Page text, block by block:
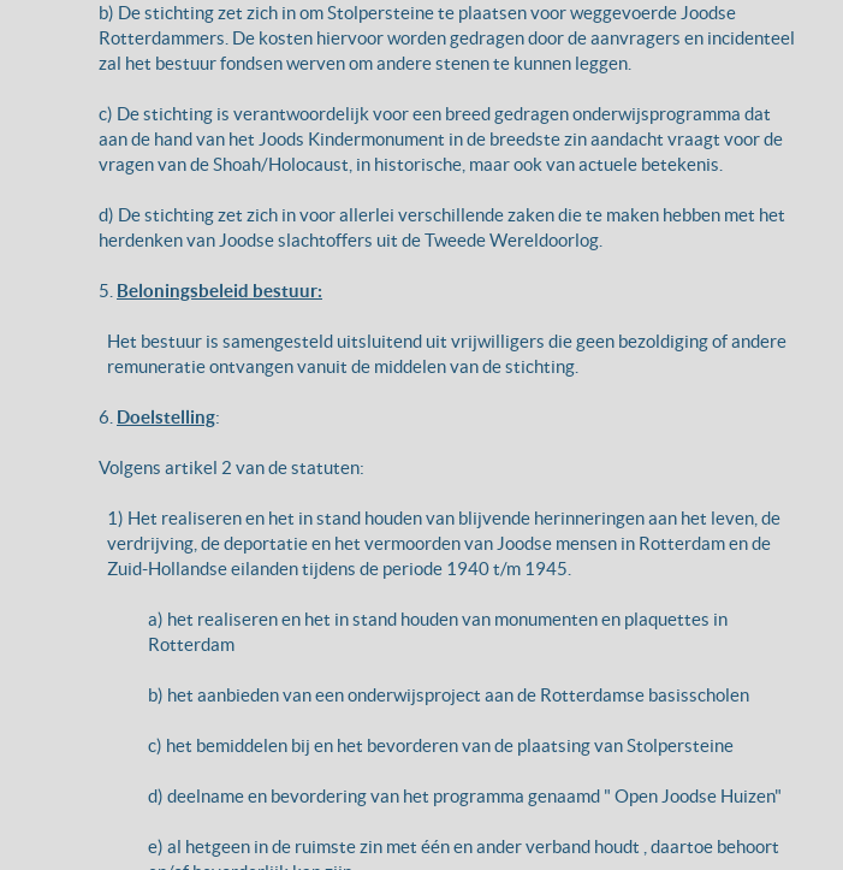
b) De stichting zet zich in om Stolpersteine te plaatsen voor weggevoerde Joodse
Rotterdammers. De kosten hiervoor worden gedragen door de aanvragers en incidenteel
zal het bestuur fondsen werven om andere stenen te kunnen leggen.
c) De stichting is verantwoordelijk voor een breed gedragen onderwijsprogramma dat
aan de hand van het Joods Kindermonument in de breedste zin aandacht vraagt voor de
vragen van de Shoah/Holocaust, in historische, maar ook van actuele betekenis.
d) De stichting zet zich in voor allerlei verschillende zaken die te maken hebben met het
herdenken van Joodse slachtoffers uit de Tweede Wereldoorlog.
5. Beloningsbeleid bestuur:
Het bestuur is samengesteld uitsluitend uit vrijwilligers die geen bezoldiging of andere
remuneratie ontvangen vanuit de middelen van de stichting.
6. Doelstelling:
Volgens artikel 2 van de statuten:
1) Het realiseren en het in stand houden van blijvende herinneringen aan het leven, de
verdrijving, de deportatie en het vermoorden van Joodse mensen in Rotterdam en de
Zuid-Hollandse eilanden tijdens de periode 1940 t/m 1945.
a) het realiseren en het in stand houden van monumenten en plaquettes in
Rotterdam
b) het aanbieden van een onderwijsproject aan de Rotterdamse basisscholen
c) het bemiddelen bij en het bevorderen van de plaatsing van Stolpersteine
d) deelname en bevordering van het programma genaamd " Open Joodse Huizen"
e) al hetgeen in de ruimste zin met één en ander verband houdt , daartoe behoort